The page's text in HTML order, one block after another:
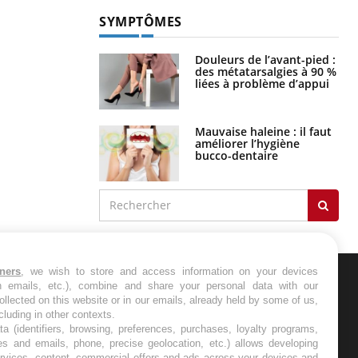
SYMPTÔMES
Douleurs de l’avant-pied :
des métatarsalgies à 90 %
liées à problème d’appui
Mauvaise haleine : il faut
améliorer l’hygiène
bucco-dentaire
les semaines les meilleures
, we wish to store and access information on your devices
emails, etc.), combine and share your personal data with our
on this website or in our emails, already held by some of us,
in other contexts.
(identifiers, browsing, preferences, purchases, loyalty programs,
and emails, phone, precise geolocation, etc.) allows developing